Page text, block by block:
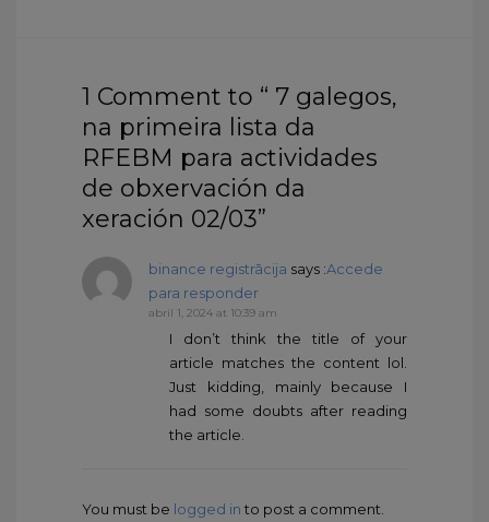
1 Comment to “ 7 galegos,
na primeira lista da
RFEBM para actividades
de obxervación da
xeración 02/03”
binance registrācija says :Accede
para responder
abril 1, 2024 at 10:39 am
I don’t think the title of your
article matches the content lol.
Just kidding, mainly because I
had some doubts after reading
the article.
You must be logged in to post a comment.